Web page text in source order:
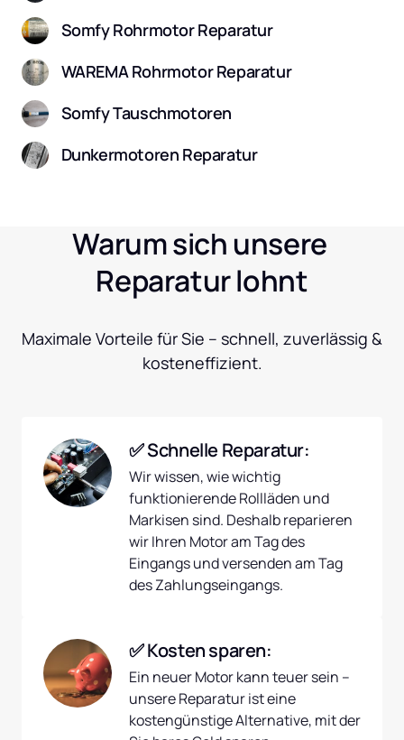
Somfy Rohrmotor Reparatur
WAREMA Rohrmotor Reparatur
Somfy Tauschmotoren
Dunkermotoren Reparatur
Warum sich unsere
Reparatur lohnt
Maximale Vorteile für Sie – schnell, zuverlässig &
kosteneffizient.
✅ Schnelle Reparatur:
Wir wissen, wie wichtig
funktionierende Rollläden und
Markisen sind. Deshalb reparieren
wir Ihren Motor am Tag des
Eingangs und versenden am Tag
des Zahlungseingangs.
✅ Kosten sparen:
Ein neuer Motor kann teuer sein –
unsere Reparatur ist eine
kostengünstige Alternative, mit der